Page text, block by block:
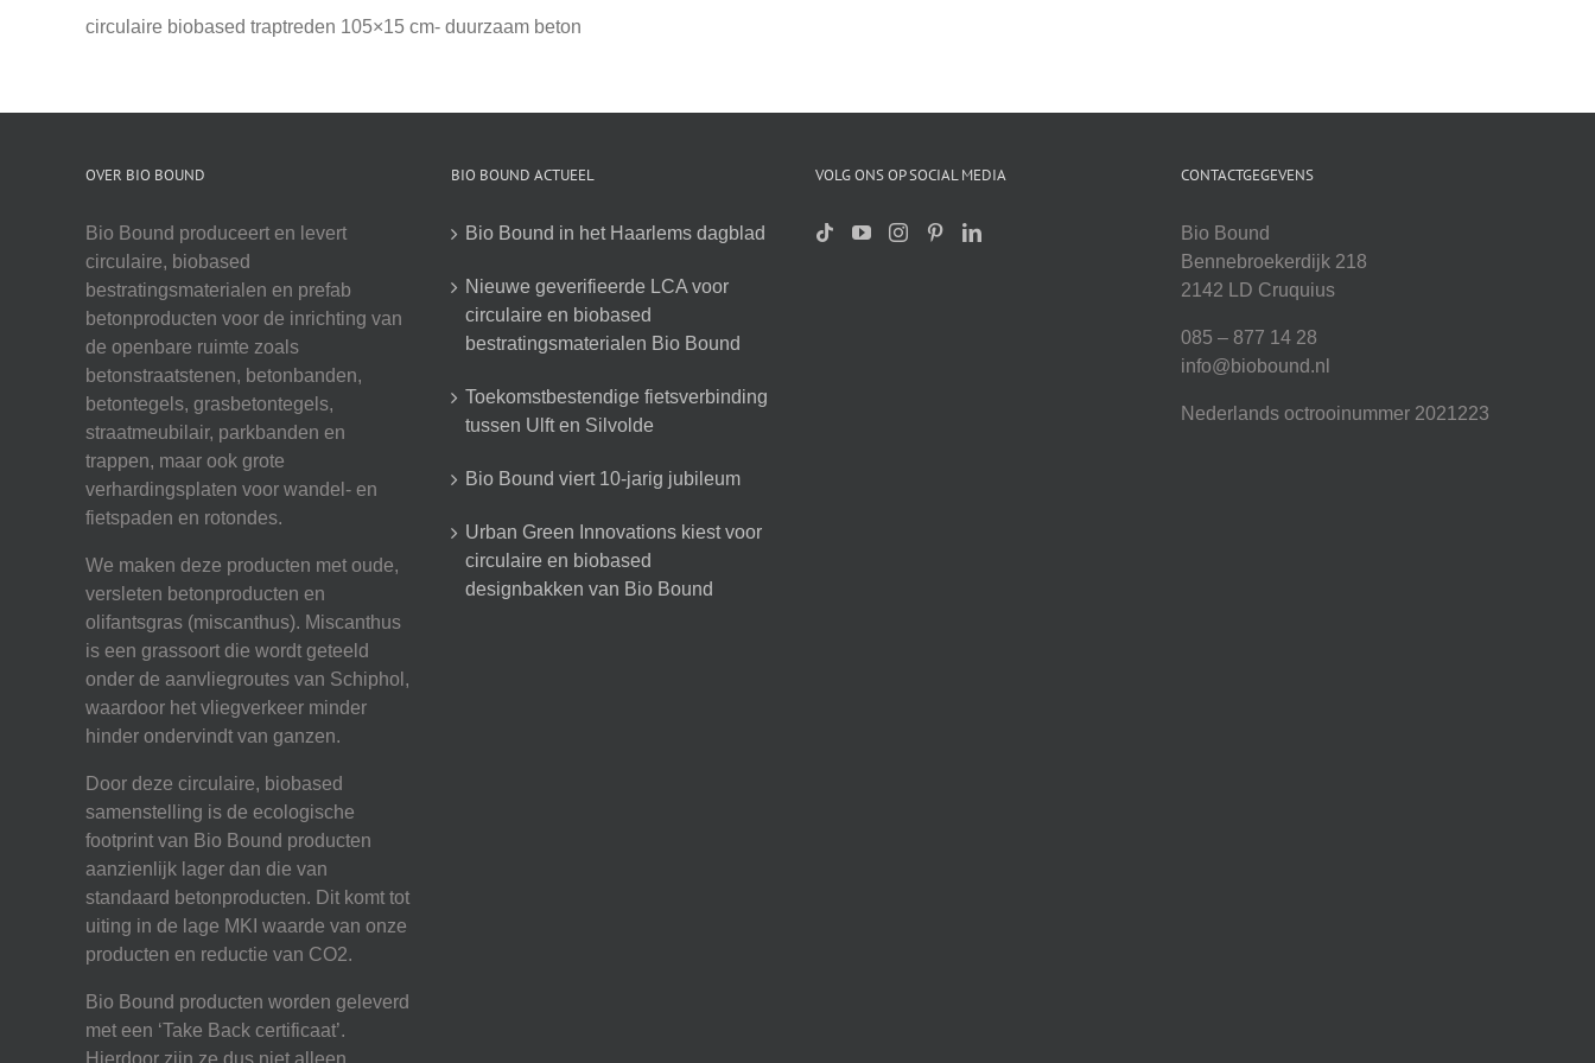
circulaire biobased traptreden 105×15 cm- duurzaam beton
OVER BIO BOUND
Bio Bound produceert en levert
circulaire, biobased
bestratingsmaterialen en prefab
betonproducten voor de inrichting van
de openbare ruimte zoals
betonstraatstenen, betonbanden,
betontegels, grasbetontegels,
straatmeubilair, parkbanden en
trappen, maar ook grote
verhardingsplaten voor wandel- en
fietspaden en rotondes.
We maken deze producten met oude,
versleten betonproducten en
olifantsgras (miscanthus). Miscanthus
is een grassoort die wordt geteeld
onder de aanvliegroutes van Schiphol,
waardoor het vliegverkeer minder
hinder ondervindt van ganzen.
Door deze circulaire, biobased
samenstelling is de ecologische
footprint van Bio Bound producten
aanzienlijk lager dan die van
standaard betonproducten. Dit komt tot
uiting in de lage MKI waarde van onze
producten en reductie van CO2.
Bio Bound producten worden geleverd
met een ‘Take Back certificaat’.
Hierdoor zijn ze dus niet alleen
BIO BOUND ACTUEEL
Bio Bound in het Haarlems dagblad
Nieuwe geverifieerde LCA voor
circulaire en biobased
bestratingsmaterialen Bio Bound
Toekomstbestendige fietsverbinding
tussen Ulft en Silvolde
Bio Bound viert 10-jarig jubileum
Urban Green Innovations kiest voor
circulaire en biobased
designbakken van Bio Bound
VOLG ONS OP SOCIAL MEDIA CONTACTGEGEVENS
Bio Bound
Bennebroekerdijk 218
2142 LD Cruquius
085 – 877 14 28
info@biobound.nl
Nederlands octrooinummer 2021223